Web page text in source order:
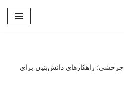
راهکارهای دانش‌بنیان برای